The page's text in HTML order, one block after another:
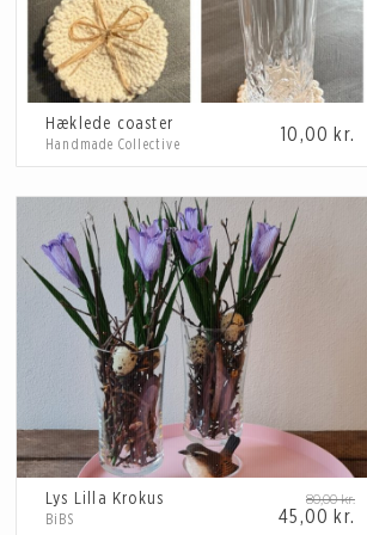
Hæklede coaster
10,00 kr.
Handmade Collective
Lys Lilla Krokus 80,00 kr.
45,00 kr.
BiBS